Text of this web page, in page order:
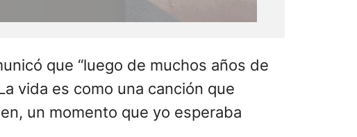
que “luego de muchos años de
vida es como una canción que
un momento que yo esperaba